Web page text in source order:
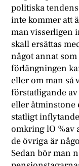
politiska
inte kommer att
man visserligen
skall ersättas
något annat
förlängningen
eller om man så
förstatligande
eller åtminstone
statligt
omkring lO %av
de övriga är
Sedan bör man